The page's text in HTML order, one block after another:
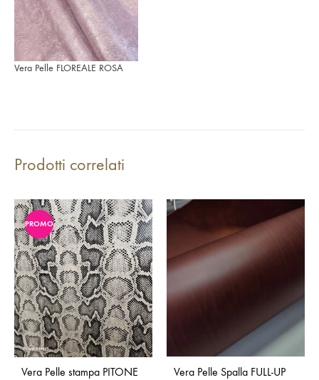
Vera Pelle FLOREALE ROSA
Prodotti correlati
PROMO
Vera Pelle stampa PITONE
Vera Pelle Spalla FULL-UP